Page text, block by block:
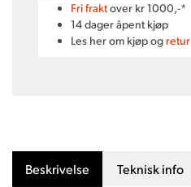
Fri fraktover kr 1000,-*
14 dager åpent kjøp
Les her om kjøp og retur
Beskrivelse Teknisk info